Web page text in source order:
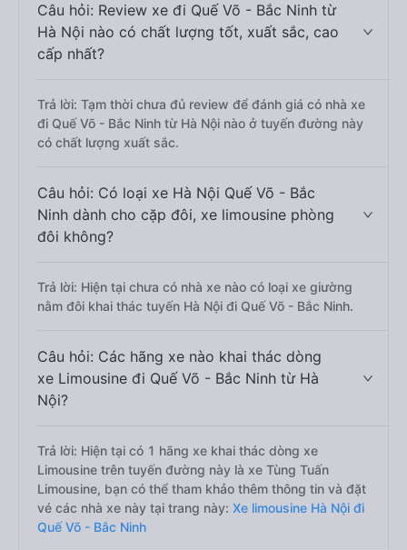
Câu hỏi: Review xe đi Quế Võ - Bắc Ninh từ
Hà Nội nào có chất lượng tốt, xuất sắc, cao
cấp nhất?
Trả lời: Tạm thời chưa đủ review để đánh giá có nhà xe
đi Quế Võ - Bắc Ninh từ Hà Nội nào ở tuyến đường này
có chất lượng xuất sắc.
Câu hỏi: Có loại xe Hà Nội Quế Võ - Bắc
Ninh dành cho cặp đôi, xe limousine phòng
đôi không?
Trả lời: Hiện tại chưa có nhà xe nào có loại xe giường
nằm đôi khai thác tuyến Hà Nội đi Quế Võ - Bắc Ninh.
Câu hỏi: Các hãng xe nào khai thác dòng
xe Limousine đi Quế Võ - Bắc Ninh từ Hà
Nội?
Trả lời: Hiện tại có 1 hãng xe khai thác dòng xe
Limousine trên tuyến đường này là xe Tùng Tuấn
Limousine, bạn có thể tham khảo thêm thông tin và đặt
vé các nhà xe này tại trang này: Xe limousine Hà Nội đi
Quế Võ - Bắc Ninh